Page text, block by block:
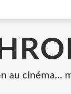
au cinéma...